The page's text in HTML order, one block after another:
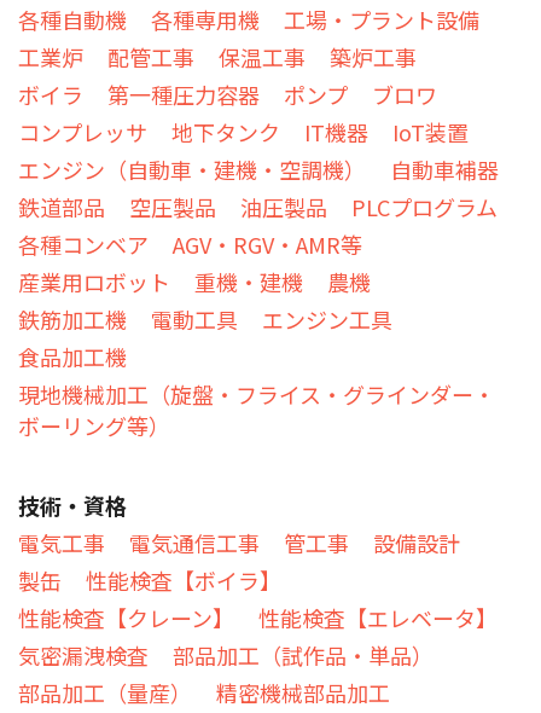
各種自動機
各種専用機
工場・プラント設備
工業炉
配管工事 保温工事
築炉工事
ボイラ
第一種圧力容器 ポンプ
ブロワ
コンプレッサ
地下タンク IT機器
IoT装置
エンジン（自動車・建機・空調機）
自動車補器
鉄道部品
空圧製品 油圧製品
PLCプログラム
各種コンベア
AGV・RGV・AMR等
産業用ロボット
重機・建機
農機
鉄筋加工機
電動工具
エンジン工具
食品加工機
現地機械加工（旋盤・フライス・グラインダー・
ボーリング等）
技術・資格
電気工事
電気通信工事 管工事
設備設計
製缶
性能検査【ボイラ】
性能検査【クレーン】
性能検査【エレベータ】
気密漏洩検査
部品加工（試作品・単品）
部品加工（量産）
精密機械部品加工